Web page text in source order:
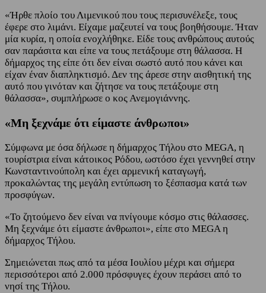
«Ήρθε πλοίο του Λιμενικού που τους περισυνέλεξε, τους
έφερε στο λιμάνι. Είχαμε μαζευτεί να τους βοηθήσουμε. Ήταν
μία κυρία, η οποία ενοχλήθηκε. Είδε τους ανθρώπους αυτούς
σαν παράσιτα και είπε να τους πετάξουμε στη θάλασσα. Η
δήμαρχος της είπε ότι δεν είναι σωστό αυτό που κάνει και
είχαν έναν διαπληκτισμό. Δεν της άρεσε στην αισθητική της
αυτό που γινόταν και ζήτησε να τους πετάξουμε στη
θάλασσα», συμπλήρωσε ο κος Ανεμογιάννης.
«Μη ξεχνάμε ότι είμαστε άνθρωποι»
Σύμφωνα με όσα δήλωσε η δήμαρχος Τήλου στο MEGA, η
τουρίστρια είναι κάτοικος Ρόδου, ωστόσο έχει γεννηθεί στην
Κωνσταντινούπολη και έχει αρμενική καταγωγή,
προκαλώντας της μεγάλη εντύπωση το ξέσπασμα κατά των
προσφύγων.
«Το ζητούμενο δεν είναι να πνίγουμε κόσμο στις θάλασσες.
Μη ξεχνάμε ότι είμαστε άνθρωποι», είπε στο MEGA η
δήμαρχος Τήλου.
Σημειώνεται πως από τα μέσα Ιουλίου μέχρι και σήμερα
περισσότεροι από 2.000 πρόσφυγες έχουν περάσει από το
νησί της Τήλου.